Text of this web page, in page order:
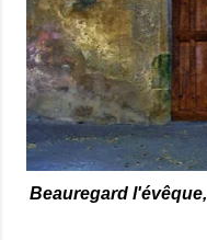
Beauregard l'évêque,